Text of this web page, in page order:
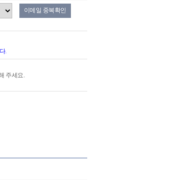
이메일 중복확인
.
주세요.